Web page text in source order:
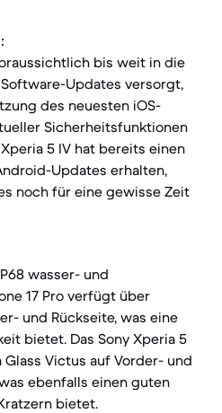
bis weit in die
Updates versorgt,
des neuesten iOS-
Sicherheitsfunktionen
5 IV hat bereits einen
Updates erhalten,
noch für eine gewisse Zeit
wasser- und
17 Pro verfügt über
und Rückseite, was eine
bietet. Das Sony Xperia 5
Victus auf Vorder- und
ebenfalls einen guten
bietet.